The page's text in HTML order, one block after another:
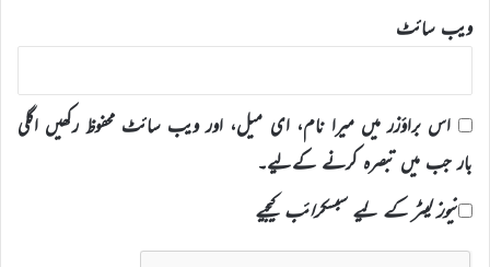
ویب‌ سائٹ
اس براؤزر میں میرا نام، ای میل، اور ویب سائٹ محفوظ رکھیں اگلی
بار جب میں تبصرہ کرنے کےلیے۔
نیوز لیٹر کے لیے سبسکرائب کیجیے